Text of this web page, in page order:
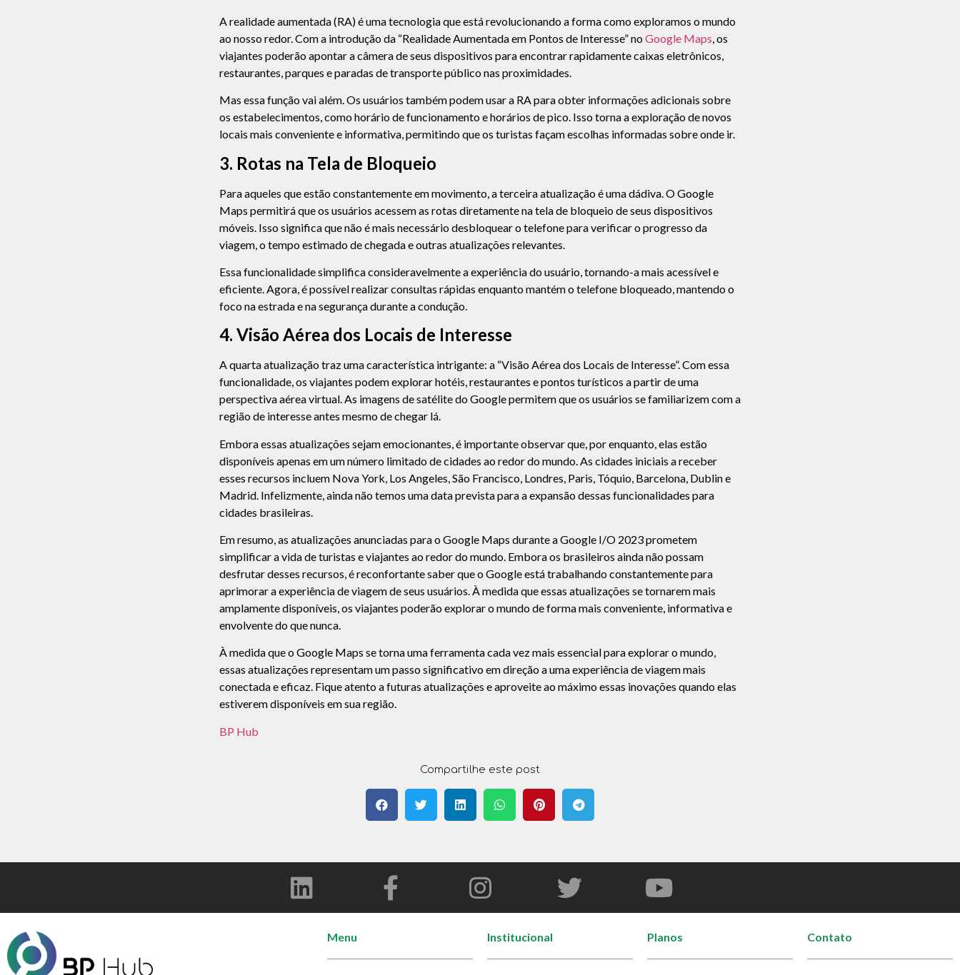
A realidade aumentada (RA) é uma tecnologia que está revolucionando a forma como exploramos o mundo
ao nosso redor. Com a introdução da “Realidade Aumentada em Pontos de Interesse” noGoogle Maps , os
viajantes poderão apontar a câmera de seus dispositivos para encontrar rapidamente caixas eletrônicos,
restaurantes, parques e paradas de transporte público nas proximidades.
Mas essa função vai além. Os usuários também podem usar a RA para obter informações adicionais sobre
os estabelecimentos, como horário de funcionamento e horários de pico. Isso torna a exploração de novos
locais mais conveniente e informativa, permitindo que os turistas façam escolhas informadas sobre onde ir.
3. Rotas na Tela de Bloqueio
Para aqueles que estão constantemente em movimento, a terceira atualização é uma dádiva. O Google
Maps permitirá que os usuários acessem as rotas diretamente na tela de bloqueio de seus dispositivos
móveis. Isso significa que não é mais necessário desbloquear o telefone para verificar o progresso da
viagem, o tempo estimado de chegada e outras atualizações relevantes.
Essa funcionalidade simplifica consideravelmente a experiência do usuário, tornando-a mais acessível e
eficiente. Agora, é possível realizar consultas rápidas enquanto mantém o telefone bloqueado, mantendo o
foco na estrada e na segurança durante a condução.
4. Visão Aérea dos Locais de Interesse
A quarta atualização traz uma característica intrigante: a “Visão Aérea dos Locais de Interesse”. Com essa
funcionalidade, os viajantes podem explorar hotéis, restaurantes e pontos turísticos a partir de uma
perspectiva aérea virtual. As imagens de satélite do Google permitem que os usuários se familiarizem com a
região de interesse antes mesmo de chegar lá.
Embora essas atualizações sejam emocionantes, é importante observar que, por enquanto, elas estão
disponíveis apenas em um número limitado de cidades ao redor do mundo. As cidades iniciais a receber
esses recursos incluem Nova York, Los Angeles, São Francisco, Londres, Paris, Tóquio, Barcelona, Dublin e
Madrid. Infelizmente, ainda não temos uma data prevista para a expansão dessas funcionalidades para
cidades brasileiras.
Em resumo, as atualizações anunciadas para o Google Maps durante a Google I/O 2023 prometem
simplificar a vida de turistas e viajantes ao redor do mundo. Embora os brasileiros ainda não possam
desfrutar desses recursos, é reconfortante saber que o Google está trabalhando constantemente para
aprimorar a experiência de viagem de seus usuários. À medida que essas atualizações se tornarem mais
amplamente disponíveis, os viajantes poderão explorar o mundo de forma mais conveniente, informativa e
envolvente do que nunca.
À medida que o Google Maps se torna uma ferramenta cada vez mais essencial para explorar o mundo,
essas atualizações representam um passo significativo em direção a uma experiência de viagem mais
conectada e eficaz. Fique atento a futuras atualizações e aproveite ao máximo essas inovações quando elas
estiverem disponíveis em sua região.
BP Hub
Compartilhe este post
Menu Institucional Planos Contato